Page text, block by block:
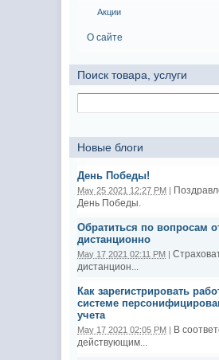
Акции
О сайте
Поиск товара, услуги
Новые блоги
День Победы!
May 25 2021 12:27 PM |
День Победы.
Обратиться по вопросам
дистанционно
May 17 2021 02:11 PM |
дистанцион...
Как зарегистрировать
системе
учета
May 17 2021 02:05 PM | В
действующим...